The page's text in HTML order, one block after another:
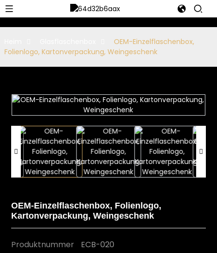
OEM-Einzelflaschenbox,
Folienlogo, Kartonverpackung, Weingeschenk
OEM-Einzelflaschenbox, Folienlogo,
Kartonverpackung, Weingeschenk
Produktnummer
ECB-020